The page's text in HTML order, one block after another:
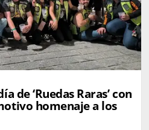
de ‘Ruedas Raras’ con
homenaje a los